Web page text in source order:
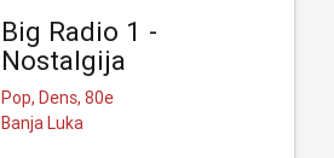
Big Radio 1 -
Nostalgija
Pop, Dens, 80e
Banja Luka